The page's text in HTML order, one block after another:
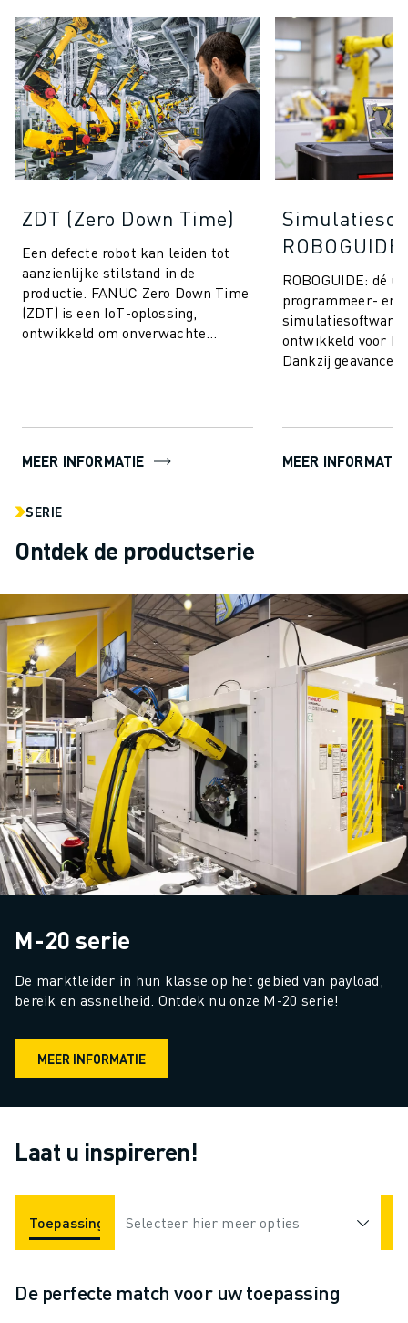
ZDT (Zero Down Time)
Een defecte robot kan leiden tot
aanzienlijke stilstand in de
productie. FANUC Zero Down Time
(ZDT) is een IoT-oplossing,
ontwikkeld om onverwachte
MEER INFORMATIE
ROBOGUIDE
ROBOGUIDE: dé
programmeer- en
simulatiesoftware,
ontwikkeld voor
Dankzij
MEER INFORMATIE
SERIE
Ontdek de productserie
M-20 serie
De marktleider in hun klasse op het gebied van payload,
bereik en assnelheid. Ontdek nu onze M-20 serie!
MEER INFORMATIE
Laat u inspireren!
Toepassingen Industrieën
Selecteer hier meer opties
De perfecte match voor uw toepassing